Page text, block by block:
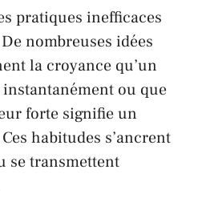
pratiques inefficaces
nombreuses idées
la croyance qu’un
ou que
forte signifie un
habitudes s’ancrent
se transmettent